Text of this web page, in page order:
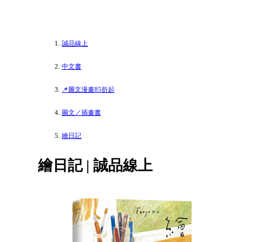
誠品線上
中文書
📌圖文漫畫85折起
圖文／插畫書
繪日記
繪日記 | 誠品線上